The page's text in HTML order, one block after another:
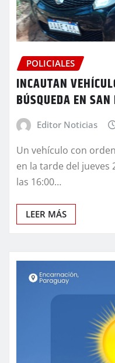
POLICIALES
INCAUTAN
BÚSQUEDA EN
Editor Noticias
Un vehículo con
en la tarde del jueves
las 16:00…
LEER MÁS